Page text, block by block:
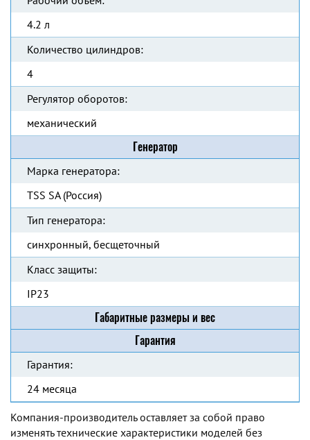
4.2 л
Количество цилиндров:
4
Регулятор оборотов:
механический
Генератор
Марка генератора:
TSS SA (Россия)
Тип генератора:
синхронный, бесщеточный
Класс защиты:
IP23
Габаритные размеры и вес
Гарантия
Гарантия:
24 месяца
Компания-производитель оставляет за собой право
изменять технические характеристики моделей без